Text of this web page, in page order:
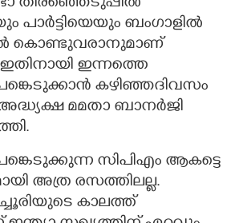
തിരഞ്ഞെടുപ്പിൽ
പാർട്ടിയെയും ബംഗാളിൽ
കൊണ്ടുവരാനുമാണ്
ഇന്നത്തെ
കഴിഞ്ഞദിവസം
അദ്ധ്യക്ഷ മമതാ ബാനർജി
സിപിഎം ആകട്ടെ
അത്ര രസത്തിലല്ല.
കാലത്ത്